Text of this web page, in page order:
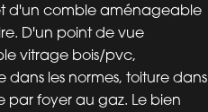
d'un comble aménageable
D'un point de vue
vitrage bois/pvc,
les normes, toiture dans
foyer au gaz. Le bien